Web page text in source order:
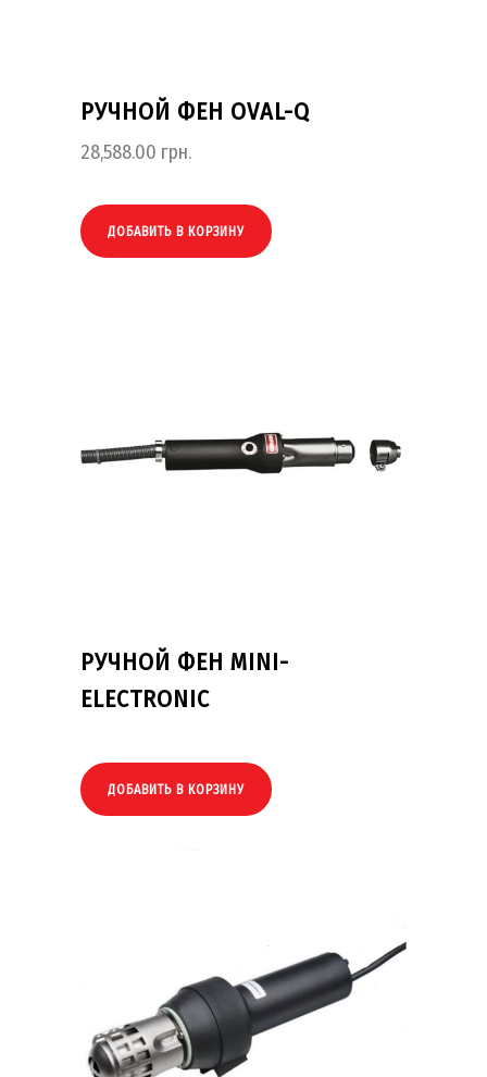
РУЧНОЙ ФЕН OVAL-Q
28,588.00 грн.
ДОБАВИТЬ В КОРЗИНУ
РУЧНОЙ ФЕН MINI-
ELECTRONIC
ДОБАВИТЬ В КОРЗИНУ